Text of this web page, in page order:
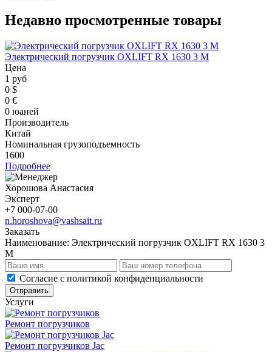
Недавно просмотренные товары
Электрический погрузчик OXLIFT RX 1630 3 М
Цена
1 руб
0 $
0 €
0 юаней
Производитель
Китай
Номинальная грузоподъемность
1600
Подробнее
Хорошова Анастасия
Эксперт
+7 000-07-00
n.horoshova@vashsait.ru
Заказать
Наименование: Электрический погрузчик OXLIFT RX 1630 3
М
Cогласие с политикой конфиденциальности
Отправить
Услуги
Ремонт погрузчиков
Ремонт погрузчиков Jac